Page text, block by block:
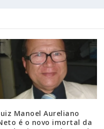
Manoel Aureliano
é o novo imortal da